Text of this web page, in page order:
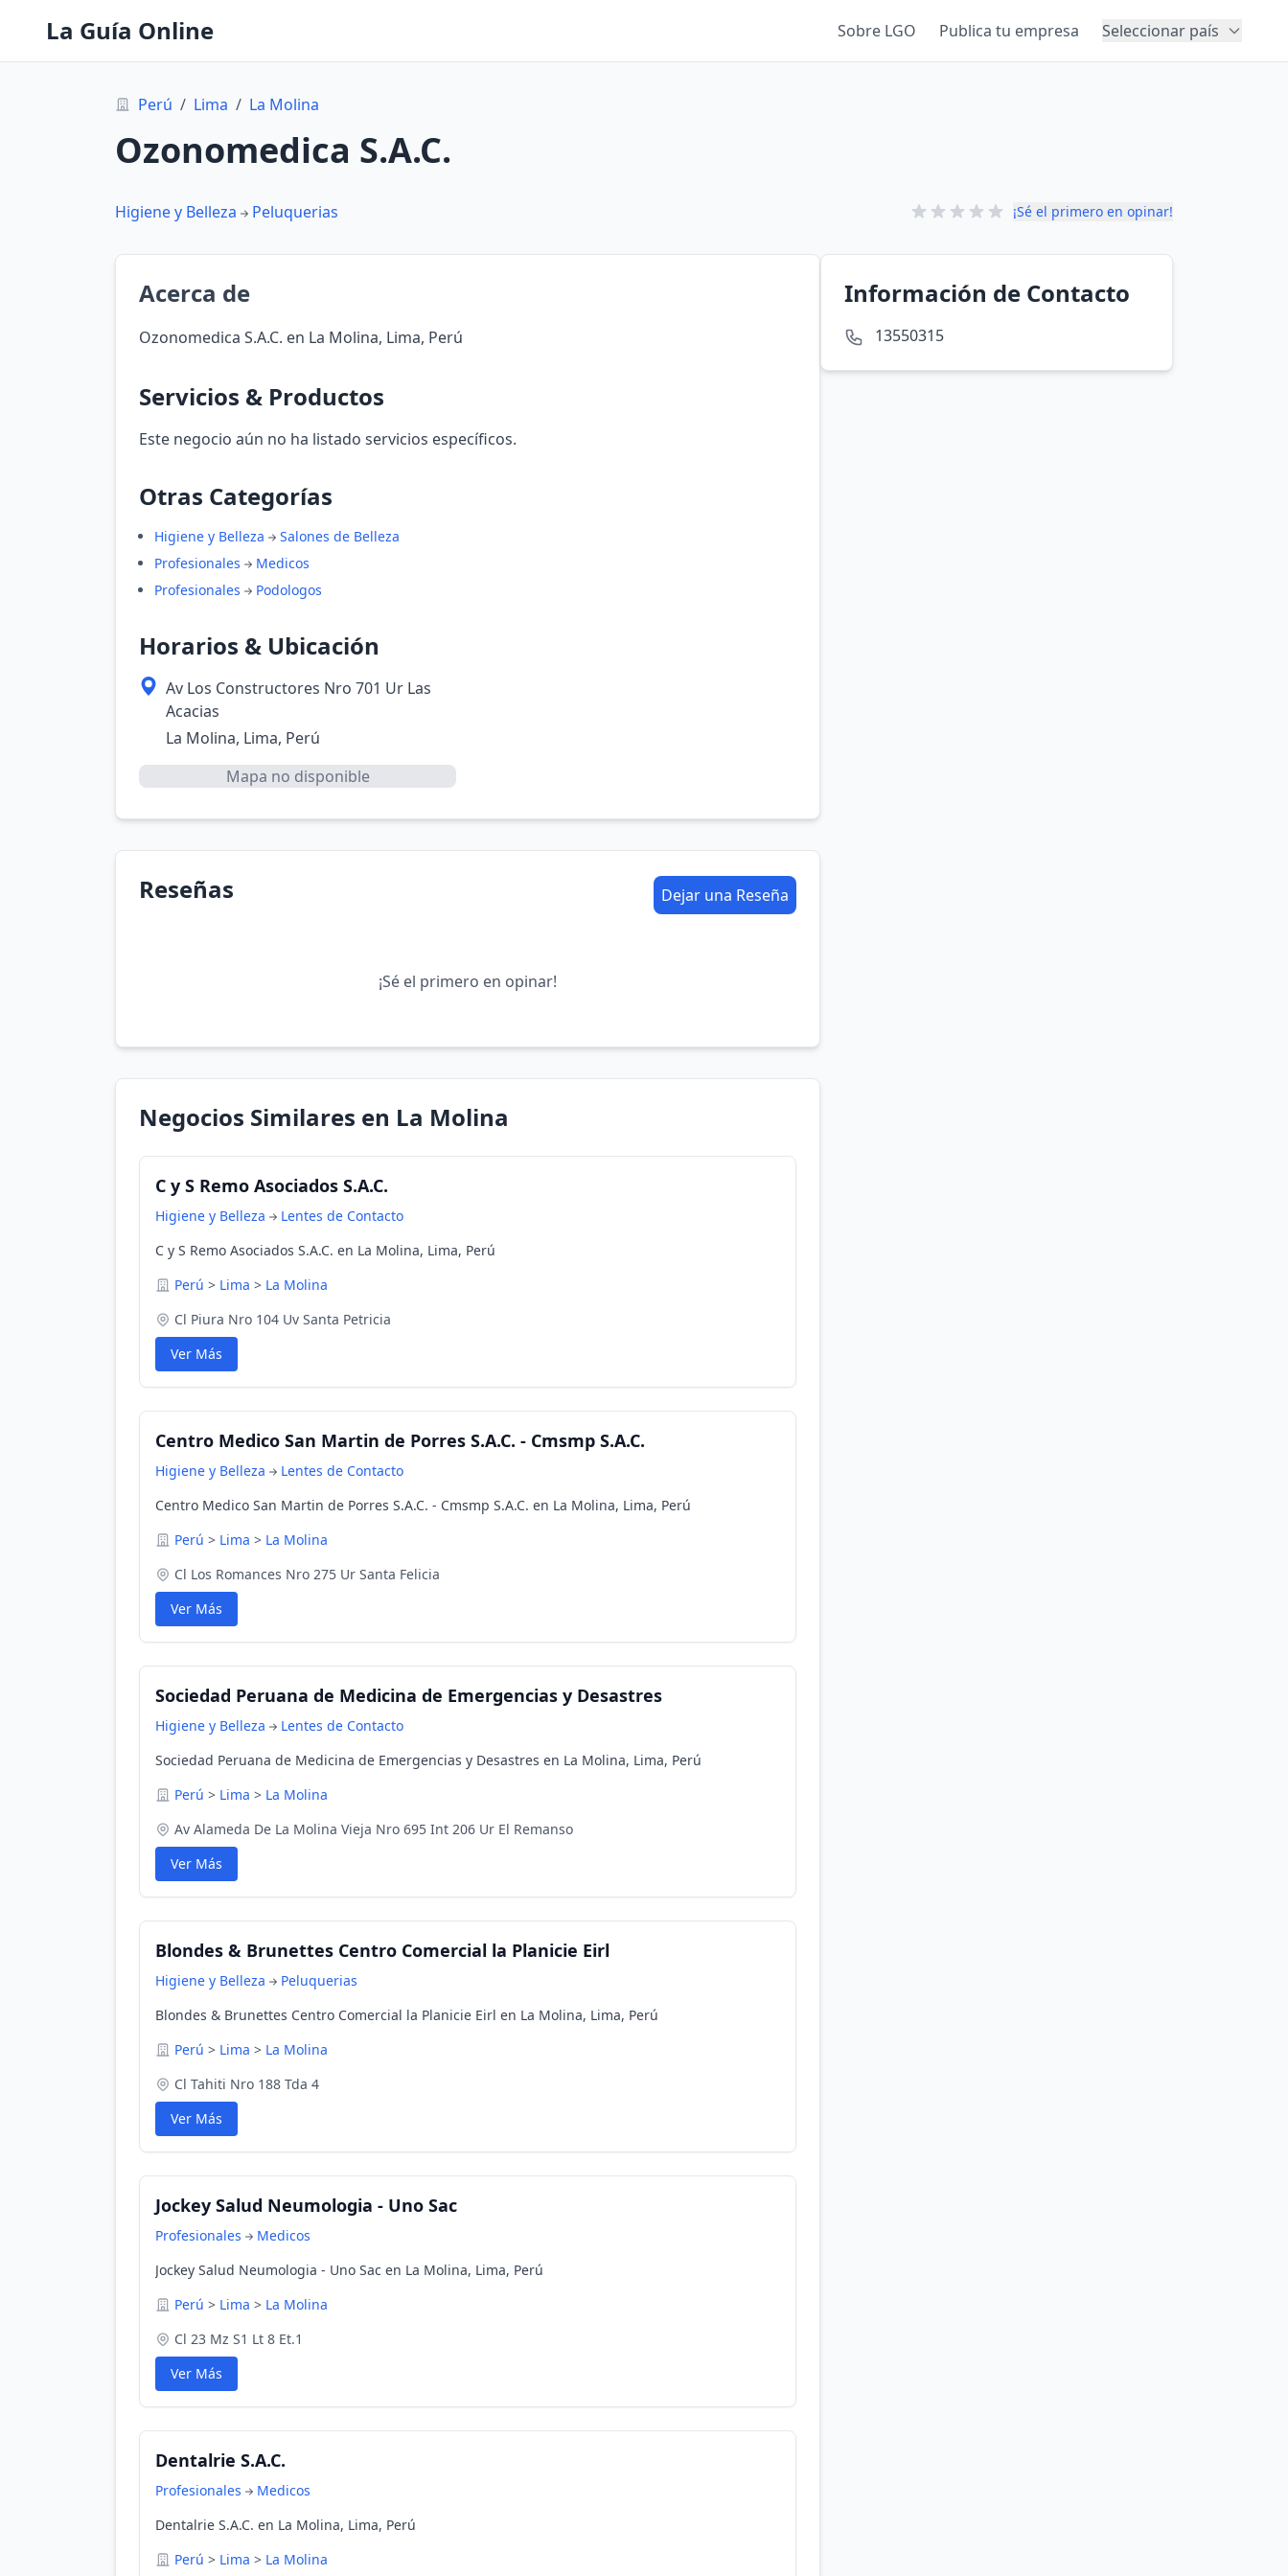
La Guía Online Sobre LGO Publica tu empresa Seleccionar país
Perú / Lima / La Molina
Ozonomedica S.A.C.
Higiene y Belleza Peluquerias ¡Sé el primero en opinar!
Acerca de
Ozonomedica S.A.C. en La Molina, Lima, Perú
Servicios & Productos
Este negocio aún no ha listado servicios específicos.
Otras Categorías
Higiene y Belleza
Salones de Belleza
Profesionales
Medicos
Profesionales
Podologos
Horarios & Ubicación
Av Los Constructores Nro 701 Ur Las
Acacias
La Molina, Lima, Perú
Mapa no disponible
Reseñas Dejar una Reseña
¡Sé el primero en opinar!
Negocios Similares en La Molina
C y S Remo Asociados S.A.C.
Higiene y Belleza
Lentes de Contacto
C y S Remo Asociados S.A.C. en La Molina, Lima, Perú
Perú > Lima > La Molina
Cl Piura Nro 104 Uv Santa Petricia
Ver Más
Centro Medico San Martin de Porres S.A.C. - Cmsmp S.A.C.
Higiene y Belleza
Lentes de Contacto
Centro Medico San Martin de Porres S.A.C. - Cmsmp S.A.C. en La Molina, Lima, Perú
Perú > Lima > La Molina
Cl Los Romances Nro 275 Ur Santa Felicia
Ver Más
Sociedad Peruana de Medicina de Emergencias y Desastres
Higiene y Belleza
Lentes de Contacto
Sociedad Peruana de Medicina de Emergencias y Desastres en La Molina, Lima, Perú
Perú > Lima > La Molina
Av Alameda De La Molina Vieja Nro 695 Int 206 Ur El Remanso
Ver Más
Blondes & Brunettes Centro Comercial la Planicie Eirl
Higiene y Belleza
Peluquerias
Blondes & Brunettes Centro Comercial la Planicie Eirl en La Molina, Lima, Perú
Perú > Lima > La Molina
Cl Tahiti Nro 188 Tda 4
Ver Más
Jockey Salud Neumologia - Uno Sac
Profesionales
Medicos
Jockey Salud Neumologia - Uno Sac en La Molina, Lima, Perú
Perú > Lima > La Molina
Cl 23 Mz S1 Lt 8 Et.1
Ver Más
Dentalrie S.A.C.
Profesionales
Medicos
Dentalrie S.A.C. en La Molina, Lima, Perú
Perú > Lima > La Molina
Información de Contacto
13550315